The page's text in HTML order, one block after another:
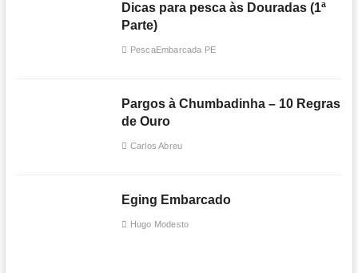
Dicas para pesca às Douradas (1ª
Parte)
PescaEmbarcada PE
Pargos à Chumbadinha – 10 Regras
de Ouro
Carlos Abreu
Eging Embarcado
Hugo Modesto